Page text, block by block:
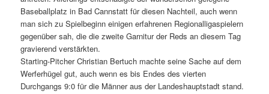
Baseballplatz in Bad Cannstatt für diesen Nachteil, auch wenn
man sich zu Spielbeginn einigen erfahrenen Regionalligaspielern
gegenüber sah, die die zweite Garnitur der Reds an diesem Tag
gravierend verstärkten.
Starting-Pitcher Christian Bertuch machte seine Sache auf dem
Werferhügel gut, auch wenn es bis Endes des vierten
Durchgangs 9:0 für die Männer aus der Landeshauptstadt stand.